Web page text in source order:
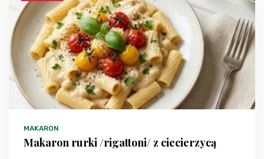
MAKARON
Makaron rurki /rigattoni/ z ciecierzycą